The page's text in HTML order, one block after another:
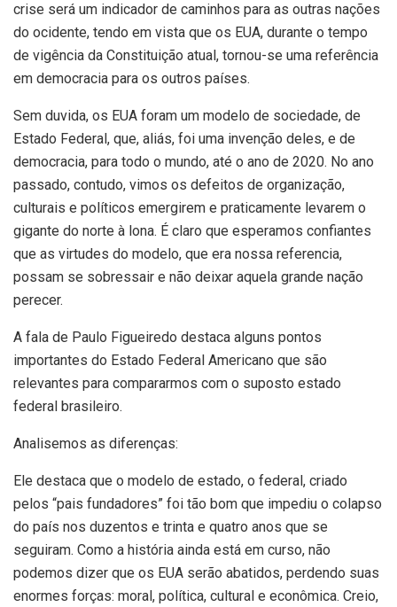
crise será um indicador de caminhos para as outras nações
do ocidente, tendo em vista que os EUA, durante o tempo
de vigência da Constituição atual, tornou-se uma referência
em democracia para os outros países.
Sem duvida, os EUA foram um modelo de sociedade, de
Estado Federal, que, aliás, foi uma invenção deles, e de
democracia, para todo o mundo, até o ano de 2020. No ano
passado, contudo, vimos os defeitos de organização,
culturais e políticos emergirem e praticamente levarem o
gigante do norte à lona. É claro que esperamos confiantes
que as virtudes do modelo, que era nossa referencia,
possam se sobressair e não deixar aquela grande nação
perecer.
A fala de Paulo Figueiredo destaca alguns pontos
importantes do Estado Federal Americano que são
relevantes para compararmos com o suposto estado
federal brasileiro.
Analisemos as diferenças:
Ele destaca que o modelo de estado, o federal, criado
pelos “pais fundadores” foi tão bom que impediu o colapso
do país nos duzentos e trinta e quatro anos que se
seguiram. Como a história ainda está em curso, não
podemos dizer que os EUA serão abatidos, perdendo suas
enormes forças: moral, política, cultural e econômica. Creio,